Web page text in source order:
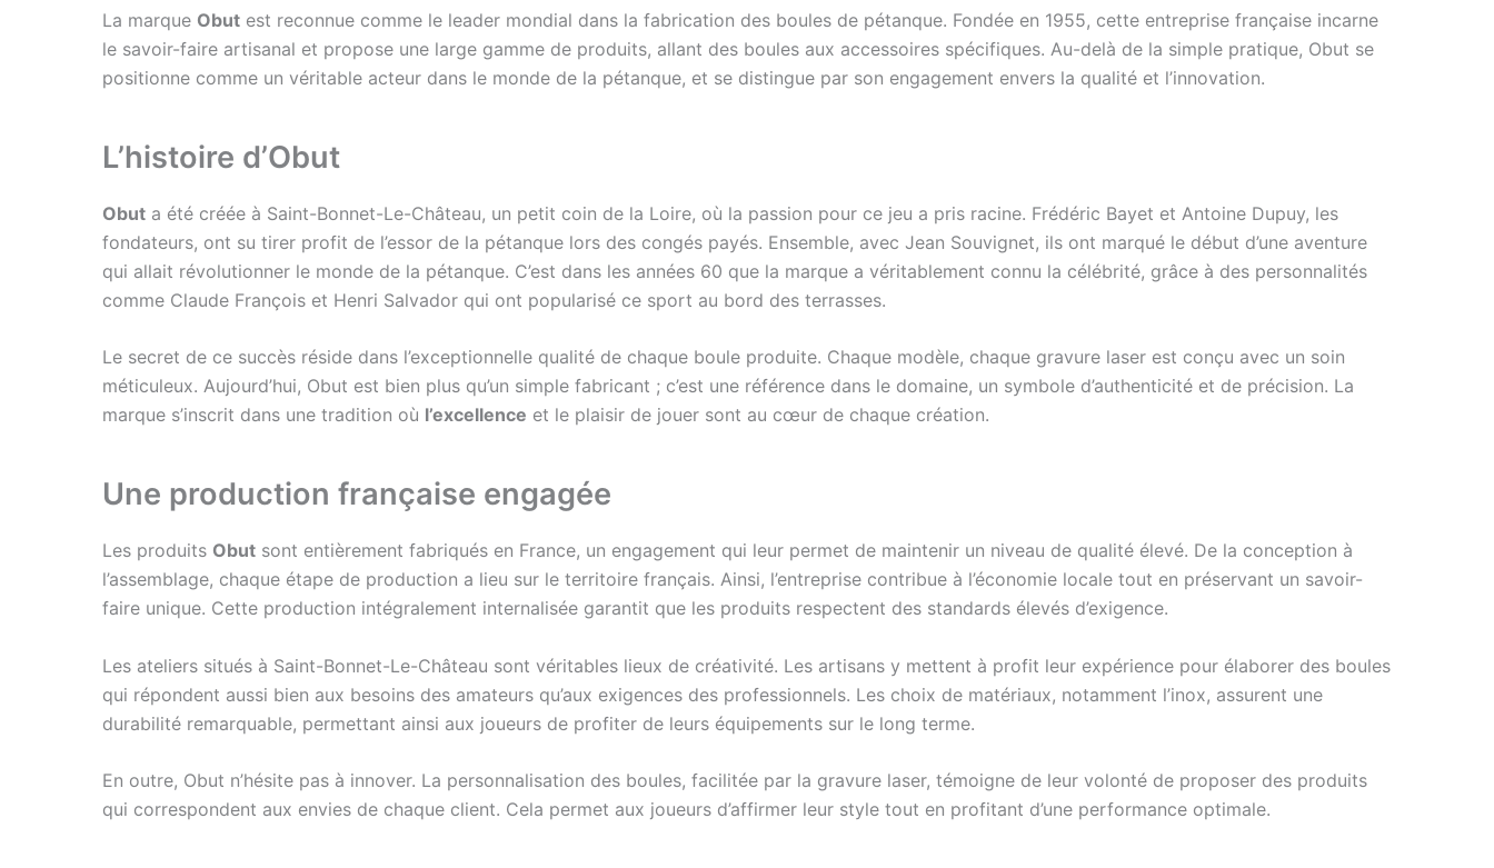
La marque Obut est reconnue comme le leader mondial dans la fabrication des boules de pétanque. Fondée en 1955, cette entreprise française incarne
le savoir-faire artisanal et propose une large gamme de produits, allant des boules aux accessoires spécifiques. Au-delà de la simple pratique, Obut se
positionne comme un véritable acteur dans le monde de la pétanque, et se distingue par son engagement envers la qualité et l’innovation.
L’histoire d’Obut
Obut a été créée à Saint-Bonnet-Le-Château, un petit coin de la Loire, où la passion pour ce jeu a pris racine. Frédéric Bayet et Antoine Dupuy, les
fondateurs, ont su tirer profit de l’essor de la pétanque lors des congés payés. Ensemble, avec Jean Souvignet, ils ont marqué le début d’une aventure
qui allait révolutionner le monde de la pétanque. C’est dans les années 60 que la marque a véritablement connu la célébrité, grâce à des personnalités
comme Claude François et Henri Salvador qui ont popularisé ce sport au bord des terrasses.
Le secret de ce succès réside dans l’exceptionnelle qualité de chaque boule produite. Chaque modèle, chaque gravure laser est conçu avec un soin
méticuleux. Aujourd’hui, Obut est bien plus qu’un simple fabricant ; c’est une référence dans le domaine, un symbole d’authenticité et de précision. La
marque s’inscrit dans une tradition où l’excellence et le plaisir de jouer sont au cœur de chaque création.
Une production française engagée
Les produits Obut sont entièrement fabriqués en France, un engagement qui leur permet de maintenir un niveau de qualité élevé. De la conception à
l’assemblage, chaque étape de production a lieu sur le territoire français. Ainsi, l’entreprise contribue à l’économie locale tout en préservant un savoir-
faire unique. Cette production intégralement internalisée garantit que les produits respectent des standards élevés d’exigence.
Les ateliers situés à Saint-Bonnet-Le-Château sont véritables lieux de créativité. Les artisans y mettent à profit leur expérience pour élaborer des boules
qui répondent aussi bien aux besoins des amateurs qu’aux exigences des professionnels. Les choix de matériaux, notamment l’inox, assurent une
durabilité remarquable, permettant ainsi aux joueurs de profiter de leurs équipements sur le long terme.
En outre, Obut n’hésite pas à innover. La personnalisation des boules, facilitée par la gravure laser, témoigne de leur volonté de proposer des produits
qui correspondent aux envies de chaque client. Cela permet aux joueurs d’affirmer leur style tout en profitant d’une performance optimale.